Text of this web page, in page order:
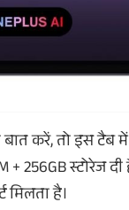
करें, तो इस टैब में
256GB स्टोरेज
मिलता है।